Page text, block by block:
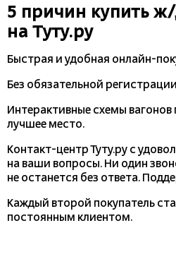
5 причин купить
на Туту.ру
Быстрая и удобная онлайн-
Без обязательной
Интерактивные схемы
лучшее место.
Контакт-центр Туту.ру с
на ваши вопросы. Ни один
не останется без ответа.
Каждый второй покупатель
постоянным клиентом.